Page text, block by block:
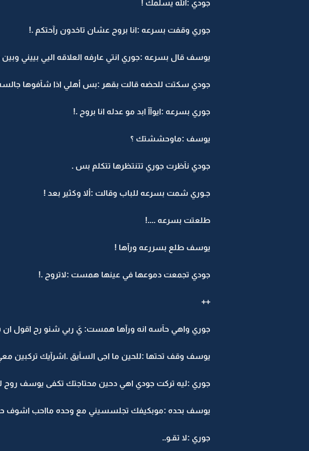
جودي :الله يسلمك !
جوري وقفت بسرعه :انا بروح عشان تاخدون رآحتكم .!
يوسف قال بسرعه :جوري انتي عارفه العلاقه اليي بييني
جودي سكتت للحضه قالت بقهر :بس أهلي اذا شآفوها
جوري بسرعه :ايوآآ ابد مو عدله انا بروح .!
يوسف :ماوحششتك ؟
جودي نآظرت جوري تتنتظرها تتكلم بس .
جـوري شمت بسرعه للباب وقالت :ألا وكثير بعد !
طلعتت بسرعه ....!
يوسف طلع بسررعه ورآها !
جودي تجمعت دموعها في عينها همست :لاتروح .!
++
جوري واهي حآسه انه ورآها همست: يَ ربي شنو رح اقول
يوسف وقف تحتها :للحين ما اجى السآيق .اشرآيك تركبين
جوري :ليه تركت جودي اهي دحين محتاجتك تكفى يوسف روح
يوسف بحده :موبكيفك تجلسسيني مع وحده مااحب اشوف
جوري :لا تقـو..